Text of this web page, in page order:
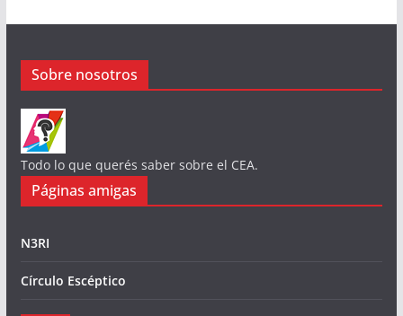
Sobre nosotros
Todo lo que querés saber sobre el CEA.
Páginas amigas
N3RI
Círculo Escéptico